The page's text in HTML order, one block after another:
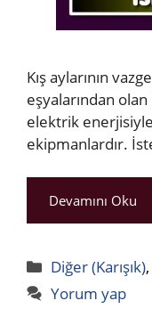
Kış aylarının
eşyalarından olan
elektrik enerjisiyle
ekipmanlardır.
Devamını Oku
Kategoriler
Diğer (Karışık),
Yorum yap